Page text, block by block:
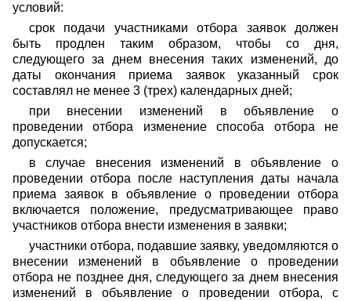
условий:
срок подачи участниками отбора заявок должен
быть продлен таким образом, чтобы со дня,
следующего за днем внесения таких изменений, до
даты окончания приема заявок указанный срок
составлял не менее 3 (трех) календарных дней;
при внесении изменений в объявление о
проведении отбора изменение способа отбора не
допускается;
в случае внесения изменений в объявление о
проведении отбора после наступления даты начала
приема заявок в объявление о проведении отбора
включается положение, предусматривающее право
участников отбора внести изменения в заявки;
участники отбора, подавшие заявку, уведомляются о
внесении изменений в объявление о проведении
отбора не позднее дня, следующего за днем внесения
изменений в объявление о проведении отбора, с